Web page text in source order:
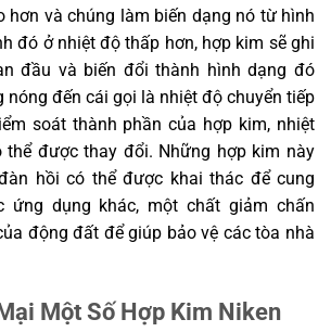
hơn và chúng làm biến dạng nó từ hình
đó ở nhiệt độ thấp hơn, hợp kim sẽ ghi
đầu và biến đổi thành hình dạng đó
nóng đến cái gọi là nhiệt độ chuyển tiếp
soát thành phần của hợp kim, nhiệt
thể được thay đổi. Những hợp kim này
hồi có thể được khai thác để cung
ứng dụng khác, một chất giảm chấn
động đất để giúp bảo vệ các tòa nhà
Một Số Hợp Kim Niken